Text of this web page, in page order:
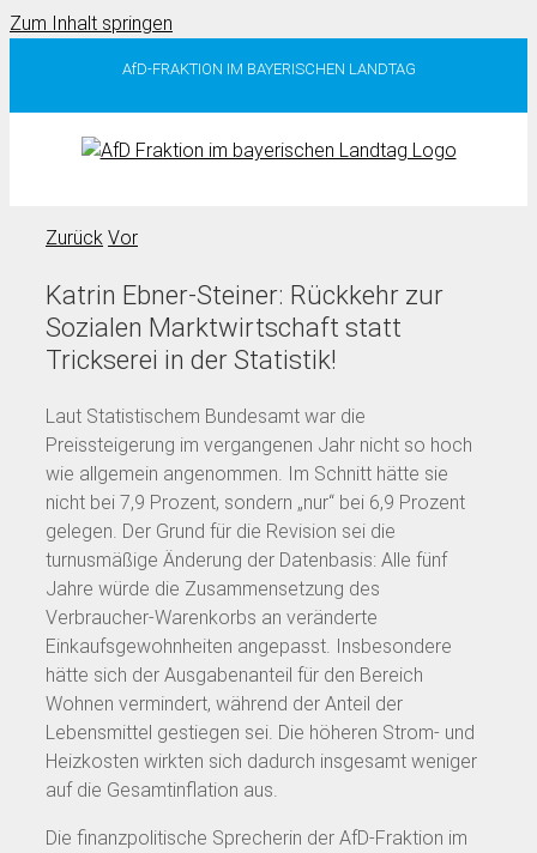
Zum Inhalt springen
AfD-FRAKTION IM BAYERISCHEN LANDTAG
Zurück Vor
Katrin Ebner-Steiner: Rückkehr zur
Sozialen Marktwirtschaft statt
Trickserei in der Statistik!
Laut Statistischem Bundesamt war die
Preissteigerung im vergangenen Jahr nicht so hoch
wie allgemein angenommen. Im Schnitt hätte sie
nicht bei 7,9 Prozent, sondern „nur“ bei 6,9 Prozent
gelegen. Der Grund für die Revision sei die
turnusmäßige Änderung der Datenbasis: Alle fünf
Jahre würde die Zusammensetzung des
Verbraucher-Warenkorbs an veränderte
Einkaufsgewohnheiten angepasst. Insbesondere
hätte sich der Ausgabenanteil für den Bereich
Wohnen vermindert, während der Anteil der
Lebensmittel gestiegen sei. Die höheren Strom- und
Heizkosten wirkten sich dadurch insgesamt weniger
auf die Gesamtinflation aus.
Die finanzpolitische Sprecherin der AfD-Fraktion im